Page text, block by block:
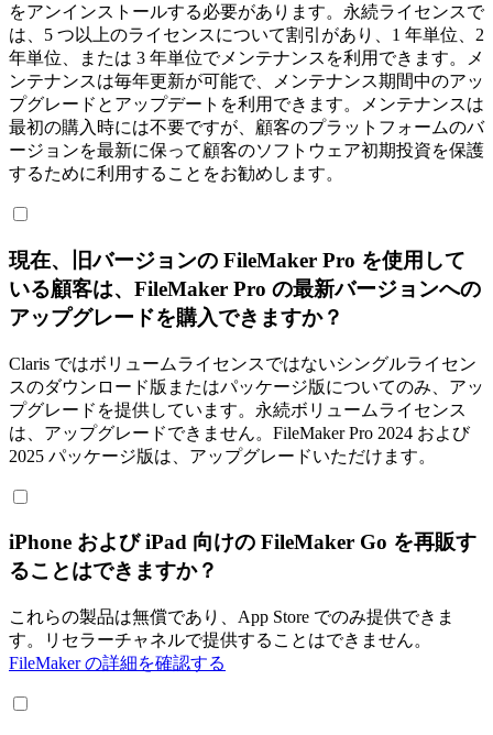
をアンインストールする必要があります。永続ライセンスで
は、5 つ以上のライセンスについて割引があり、1 年単位、2
年単位、または 3 年単位でメンテナンスを利用できます。メ
ンテナンスは毎年更新が可能で、メンテナンス期間中のアッ
プグレードとアップデートを利用できます。メンテナンスは
最初の購入時には不要ですが、顧客のプラットフォームのバ
ージョンを最新に保って顧客のソフトウェア初期投資を保護
するために利用することをお勧めします。
現在、旧バージョンの FileMaker Pro を使用して
いる顧客は、FileMaker Pro の最新バージョンへの
アップグレードを購入できますか？
Claris ではボリュームライセンスではないシングルライセン
スのダウンロード版またはパッケージ版についてのみ、アッ
プグレードを提供しています。永続ボリュームライセンス
は、アップグレードできません。FileMaker Pro 2024 および
2025 パッケージ版は、アップグレードいただけます。
iPhone および iPad 向けの FileMaker Go を再販す
ることはできますか？
これらの製品は無償であり、App Store でのみ提供できま
す。リセラーチャネルで提供することはできません。
FileMaker の詳細を確認する